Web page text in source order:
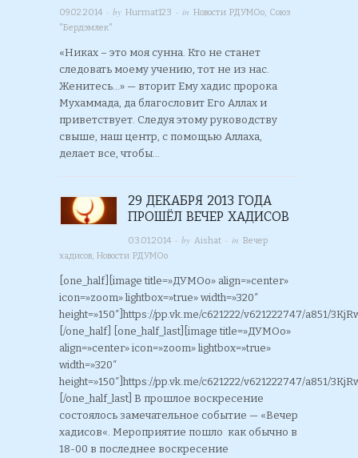
09.02.2014 · by Hurmat123 · in Новости РДУМОо, Союз
"Бердэмлек"
«Никах – это моя сунна. Кто не станет
следовать моему учению, тот не из нас.
Женитесь…» — вторит Ему хадис пророка
Мухаммада, да благословит Его Аллах и
приветствует. Следуя этому руководству
свыше, наш центр, с помощью Аллаха,
делает все, чтобы…
29 ДЕКАБРЯ 2013 ГОДА
ПРОШЁЛ ВЕЧЕР ХАДИСОВ
03.01.2014 · by Aishat · inВечер
хадисов Новости РДУМОо
[one_half][image title=»ДУМОо» align=»center»
icon=»zoom» lightbox=»true» width=»320″
height=»150″]https://pp.vk.me/c621222/v621222747/a851/
[/one_half] [one_half_last][image title=»ДУМОо»
align=»center» icon=»zoom» lightbox=»true»
width=»320″
height=»150″]https://pp.vk.me/c621222/v621222747/a851/
[/one_half_last] В прошлое воскресение
состоялось замечательное событие — «Вечер
хадисов«. Мероприятие пошло как обычно в
18-00 в последнее воскресение